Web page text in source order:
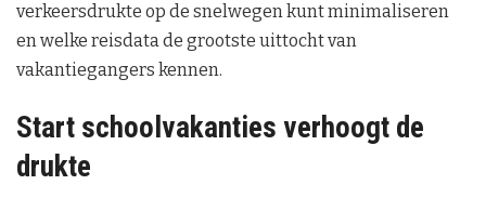
verkeersdrukte op de snelwegen kunt minimaliseren
en welke reisdata de grootste uittocht van
vakantiegangers kennen.
Start schoolvakanties verhoogt de
drukte